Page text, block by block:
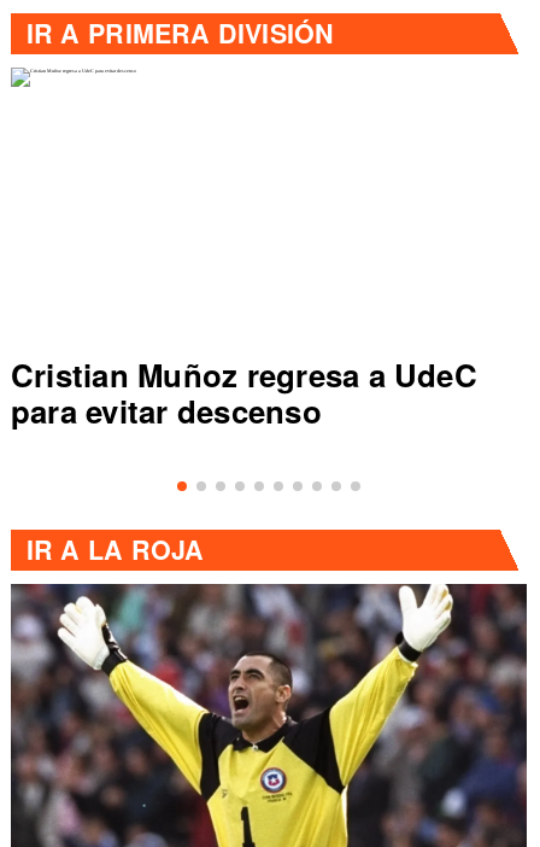
IR A PRIMERA DIVISIÓN
Cristian Muñoz regresa a UdeC
para evitar descenso
IR A LA ROJA